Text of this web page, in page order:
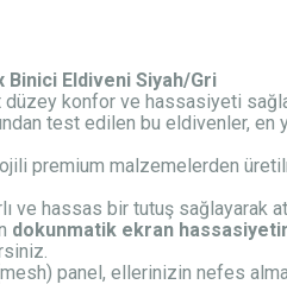
Eldiveni Siyah/Gri
düzey konfor ve hassasiyeti
test edilen bu eldivenler, en
premium malzemelerden
ve hassas bir tutuş sağlayarak
dokunmatik ekran
panel, ellerinizin nefes